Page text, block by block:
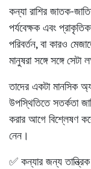
কন্যা রাশির জাতক-
পর্যবেক্ষক এবং
পরিবর্তন, বা কারও
মানুষরা সঙ্গে সঙ্গে সেটা
তাদের একটা মানসিক
উপস্থিতিতে সতর্কতা
করার আগে বিশ্লেষণ
নেন।
✅ কন্যার জন্য